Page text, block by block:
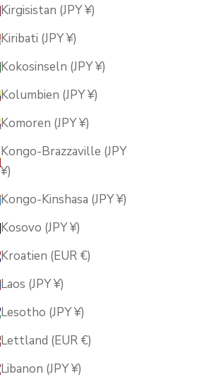
Kirgisistan (JPY ¥)
Kiribati (JPY ¥)
Kokosinseln (JPY ¥)
Kolumbien (JPY ¥)
Komoren (JPY ¥)
Kongo-Brazzaville (JPY
¥)
Kongo-Kinshasa (JPY ¥)
Kosovo (JPY ¥)
Kroatien (EUR €)
Laos (JPY ¥)
Lesotho (JPY ¥)
Lettland (EUR €)
Libanon (JPY ¥)